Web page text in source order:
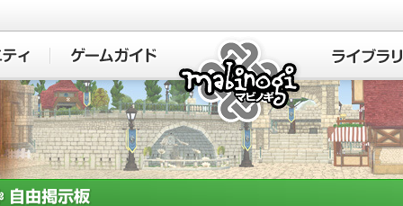
マビノギ